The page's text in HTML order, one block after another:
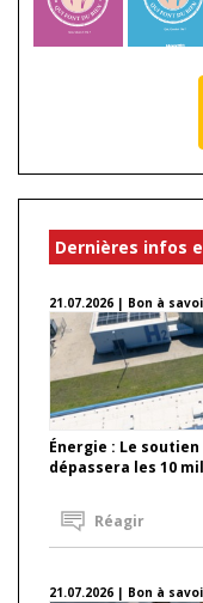
Dernières infos
21.07.2026 | Bon à
Énergie : Le
dépassera les 10
Réagir
21.07.2026 | Bon à